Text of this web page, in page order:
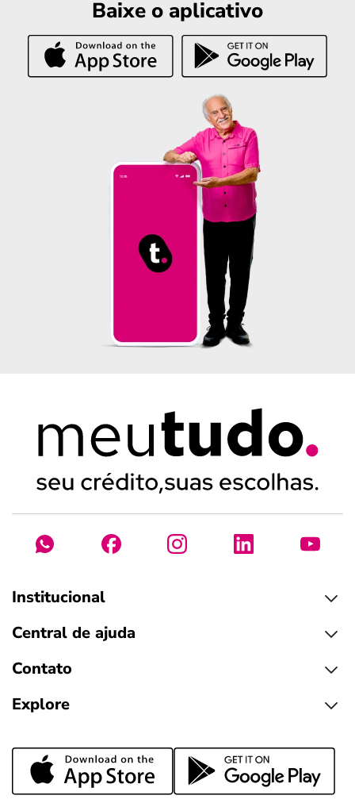
Baixe o aplicativo
Institucional
Central de ajuda
Contato
Explore